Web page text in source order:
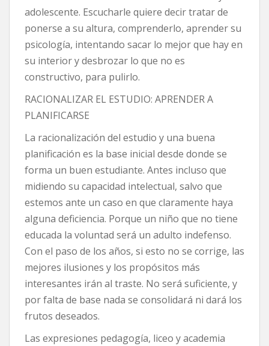
adolescente. Escucharle quiere decir tratar de
ponerse a su altura, comprenderlo, aprender su
psicología, intentando sacar lo mejor que hay en
su interior y desbrozar lo que no es
constructivo, para pulirlo.
RACIONALIZAR EL ESTUDIO: APRENDER A
PLANIFICARSE
La racionalización del estudio y una buena
planificación es la base inicial desde donde se
forma un buen estudiante. Antes incluso que
midiendo su capacidad intelectual, salvo que
estemos ante un caso en que claramente haya
alguna deficiencia. Porque un niño que no tiene
educada la voluntad será un adulto indefenso.
Con el paso de los años, si esto no se corrige, las
mejores ilusiones y los propósitos más
interesantes irán al traste. No será suficiente, y
por falta de base nada se consolidará ni dará los
frutos deseados.
Las expresiones pedagogía, liceo y academia